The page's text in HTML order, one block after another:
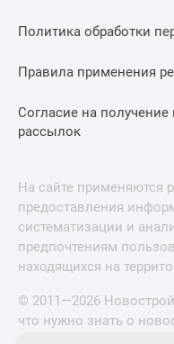
Политика обработки
Правила применения
Согласие на
рассылок
На сайте применяются
предоставления
систематизации и
предпочтениям
находящихся на
© 2011—2026
что нужно знать о